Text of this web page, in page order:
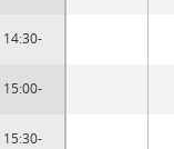
14:30-
15:00-
15:30-